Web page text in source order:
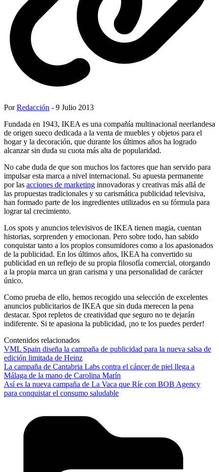
PorRedacción - 9 Julio 2013
Fundada en 1943, IKEA es una compañía multinacional neerlandesa
de origen sueco dedicada a la venta de muebles y objetos para el
hogar y la decoración, que durante los últimos años ha logrado
alcanzar sin duda su cuota más alta de popularidad.
No cabe duda de que son muchos los factores que han servido para
impulsar esta marca a nivel internacional. Su apuesta permanente
por las acciones de marketing innovadoras y creativas más allá de
las propuestas tradicionales y su carismática publicidad televisiva,
han formado parte de los ingredientes utilizados en su fórmula para
lograr tal crecimiento.
Los spots y anuncios televisivos de IKEA tienen magia, cuentan
historias, sorprenden y emocionan. Pero sobre todo, han sabido
conquistar tanto a los propios consumidores como a los apasionados
de la publicidad. En los últimos años, IKEA ha convertido su
publicidad en un reflejo de su propia filosofía comercial, otorgando
a la propia marca un gran carisma y una personalidad de carácter
único.
Como prueba de ello, hemos recogido una selección de excelentes
anuncios publicitarios de IKEA que sin duda merecen la pena
destacar. Spot repletos de creatividad que seguro no te dejarán
indiferente. Si te apasiona la publicidad, ¡no te los puedes perder!
Contenidos relacionados
VML Spain diseña la campaña de publicidad para la nueva salsa de
edición limitada de Heinz
La campaña de Cantabria Labs contra el cáncer de piel llega a
Málaga de la mano de Carolina Marín
Así es la nueva campaña de La Vaca que Ríe con BOB Agency
para conquistar el consumo saludable